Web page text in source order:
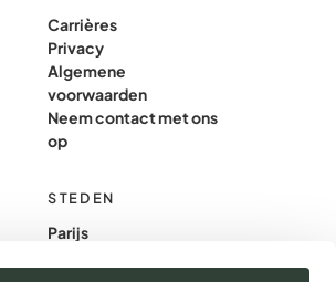
Carrières
Privacy
Algemene
voorwaarden
Neem contact met ons
op
STEDEN
Parijs